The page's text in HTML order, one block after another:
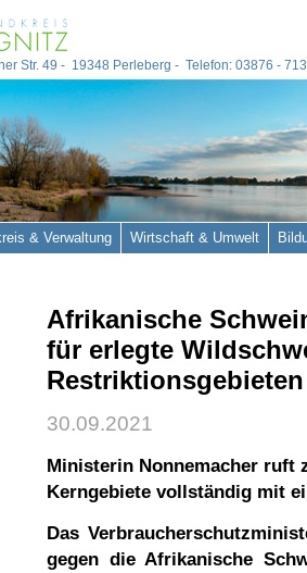
Afrikanische
für erlegte
Restriktionsgebieten
30.09.2021
Ministerin Nonnemacher ruft
Kerngebiete vollständig mit
Das
gegen die Afrikanische
Str. 49 - 19348 Perleberg - Telefon: 03876 -
& Verwaltung Wirtschaft & Umwelt